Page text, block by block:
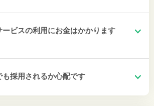
ービスの利用にお金はかかります
も採用されるか心配です